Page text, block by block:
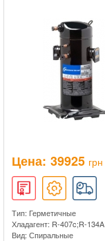
Цена: 39925 грн
Тип: Герметичные
Хладагент: R-407c;R-134A
Вид: Спиральные